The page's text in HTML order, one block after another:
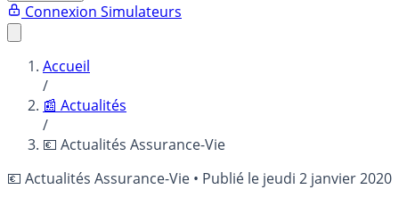
Connexion Simulateurs
Accueil
/
📰 Actualités
/
💶 Actualités Assurance-Vie
💶 Actualités Assurance-Vie • Publié le jeudi 2 janvier 2020